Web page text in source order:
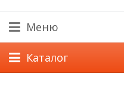
Меню
Каталог